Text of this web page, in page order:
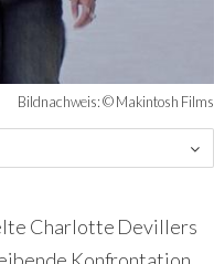
Bildnachweis: © Makintosh Films
Charlotte Devillers